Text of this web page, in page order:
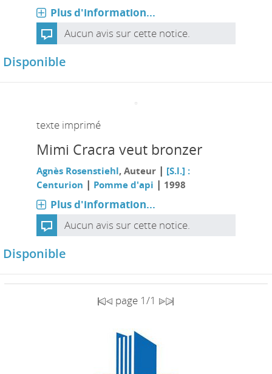
Plus d'information...
Aucun avis sur cette notice.
Disponible
texte imprimé
Mimi Cracra veut bronzer
Agnès Rosenstiehl, Auteur | [S.l.] :
Centurion | Pomme d'api | 1998
Plus d'information...
Aucun avis sur cette notice.
Disponible
page 1/1